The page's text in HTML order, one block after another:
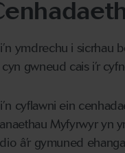
ymdrechu i sicrhau
cyn gwneud cais i’r
cyflawni ein
Myfyrwyr yn
â’r gymuned